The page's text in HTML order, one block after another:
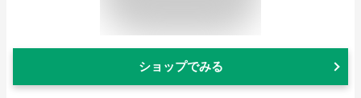
ショップでみる